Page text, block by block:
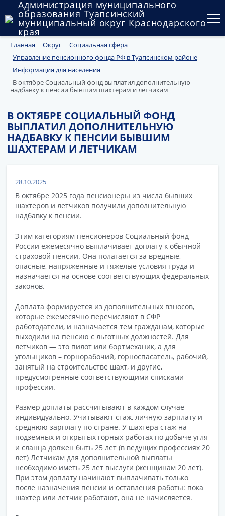
Администрация муниципального
образования Туапсинский
муниципальный округ Краснодарского
края
Округ
Администрация
Муниципальные закупки
Государственный и муниципальный контроль
Муниципальное имущество
Документы
Главная Округ
Социальная сфера
Управление пенсионного фонда РФ в Туапсинском районе
Информация для населения
В октябре Социальный фонд выплатил дополнительную
надбавку к пенсии бывшим шахтерам и летчикам
В ОКТЯБРЕ СОЦИАЛЬНЫЙ ФОНД
ВЫПЛАТИЛ ДОПОЛНИТЕЛЬНУЮ
НАДБАВКУ К ПЕНСИИ БЫВШИМ
ШАХТЕРАМ И ЛЕТЧИКАМ
28.10.2025
В октябре 2025 года пенсионеры из числа бывших
шахтеров и летчиков получили дополнительную
надбавку к пенсии.
Этим категориям пенсионеров Социальный фонд
России ежемесячно выплачивает доплату к обычной
страховой пенсии. Она полагается за вредные,
опасные, напряженные и тяжелые условия труда и
назначается на основе соответствующих федеральных
законов.
Доплата формируется из дополнительных взносов,
которые ежемесячно перечисляют в СФР
работодатели, и назначается тем гражданам, которые
выходили на пенсию с льготных должностей. Для
летчиков — это пилот или бортмеханик, а для
угольщиков – горнорабочий, горноспасатель, рабочий,
занятый на строительстве шахт, и другие,
предусмотренные соответствующими списками
профессии.
Размер доплаты рассчитывают в каждом случае
индивидуально. Учитывают стаж, личную зарплату и
среднюю зарплату по стране. У шахтера стаж на
подземных и открытых горных работах по добыче угля
и сланца должен быть 25 лет (в ведущих профессиях 20
лет) Летчикам для дополнительной выплаты
необходимо иметь 25 лет выслуги (женщинам 20 лет).
При этом доплату начинают выплачивать только
после назначения пенсии и оставления работы: пока
шахтер или летчик работают, она не начисляется.